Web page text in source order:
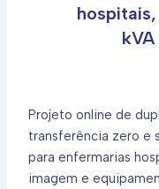
kVA
Projeto online de
transferência zero e
para enfermarias
imagem e